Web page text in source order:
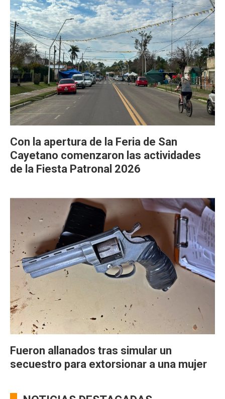
Con la apertura de la Feria de San
Cayetano comenzaron las actividades
de la Fiesta Patronal 2026
Fueron allanados tras simular un
secuestro para extorsionar a una mujer